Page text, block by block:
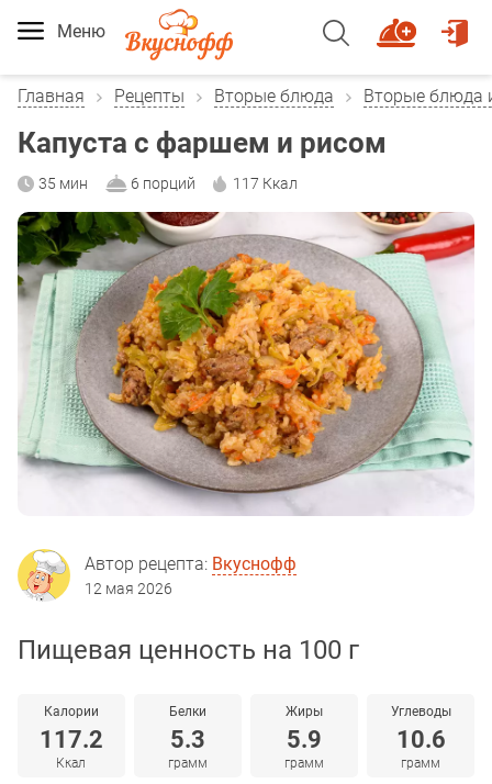
Меню
Главная Рецепты Вторые блюда Вторые блюда
Капуста с фаршем и рисом
35 мин 6 порций 117 Ккал
Автор рецепта: Вкуснофф
12 мая 2026
Пищевая ценность на 100 г
Калории
117.2
Ккал
Белки
5.3
грамм
Жиры
5.9
грамм
Углеводы
10.6
грамм